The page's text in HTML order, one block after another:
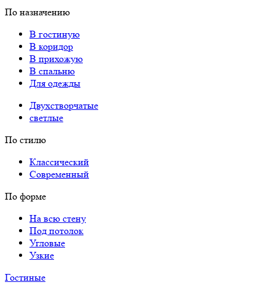
По назначению
В гостиную
В коридор
В прихожую
В спальню
Для одежды
Двухстворчатые
светлые
По стилю
Классический
Современный
По форме
На всю стену
Под потолок
Угловые
Узкие
Гостиные